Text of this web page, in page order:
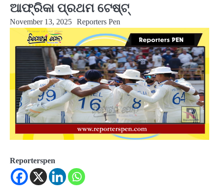
ଆଫ୍ରିକା ପ୍ରଥମ ଟେଷ୍ଟ୍
November 13, 2025 Reporters Pen
Reporterspen